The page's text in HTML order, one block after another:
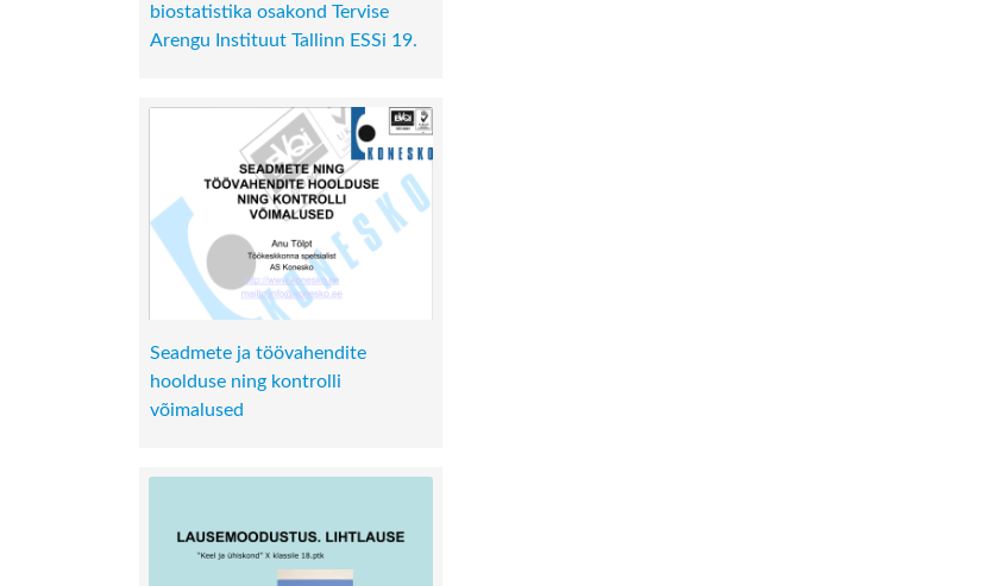
biostatistika osakond Tervise
Arengu Instituut Tallinn ESSi 19.
Seadmete ja töövahendite
hoolduse ning kontrolli
võimalused